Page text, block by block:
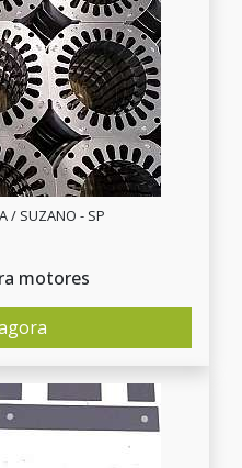
/ SUZANO - SP
motores